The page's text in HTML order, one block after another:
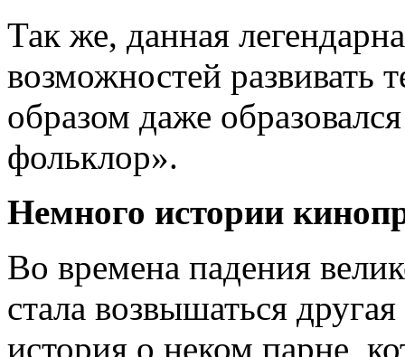
Так же, данная
возможностей развивать
образом даже
фольклор».
Немного истории
Во времена падения
стала возвышаться
история о неком парне,